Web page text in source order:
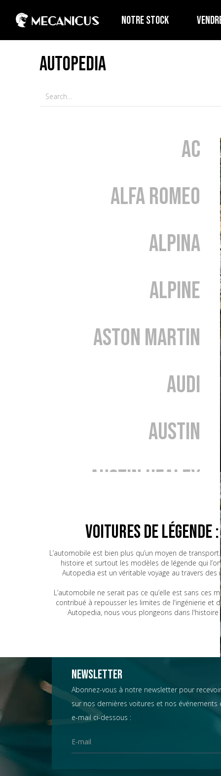
NOTRE STOCK
AUTOPEDIA
AC
Alfa Romeo
Alpina
Alpine
Aston Martin
Audi
Austin
Austin Healey
BMW
Bugatti
CG
Chevrolet
Chrysler
Citroën
Voitures de
L’automobile est bien plus qu’un moyen de
histoire et surtout les modèles de légende qui
Autopedia est un véritable voyage au travers
L’automobile ne serait pas ce qu’elle est sans
contribué à repousser les limites de l'ingénierie et
Autopedia, nous vous plongeons dans
Newsletter
Abonnez-vous à notre newsletter pour
sur nos dernières voitures et nos événements
e-mail ci-dessous :